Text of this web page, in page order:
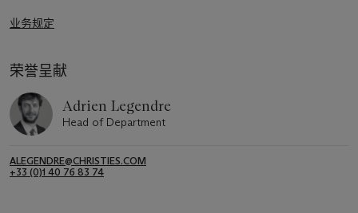
业务规定
荣誉呈献
Adrien Legendre
Head of Department
ALEGENDRE@CHRISTIES.COM
+33 (0)1 40 76 83 74